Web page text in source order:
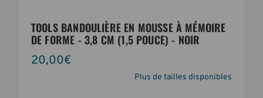
TOOLS BANDOULIÈRE EN MOUSSE À MÉMOIRE
DE FORME - 3,8 CM (1,5 POUCE) - NOIR
20,00€
Plus de tailles disponibles